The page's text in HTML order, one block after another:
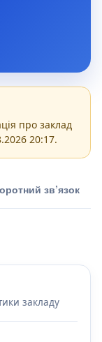
про заклад
20:17.
зв’язок
закладу